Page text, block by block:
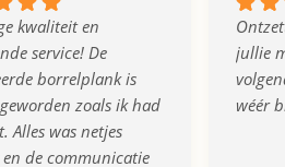
kwaliteit en
service! De
borrelplank is
zoals ik had
Alles was netjes
de communicatie
jullie
wéér